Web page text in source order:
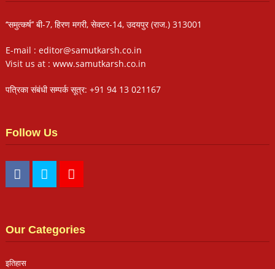
‘‘समुत्कर्ष’’ बी-7, हिरण मगरी, सेक्टर-14, उदयपुर (राज.) 313001
E-mail : editor@samutkarsh.co.in
Visit us at : www.samutkarsh.co.in
पत्रिका संबंधी सम्पर्क सूत्र: +91 94 13 021167
Follow Us
Our Categories
इतिहास